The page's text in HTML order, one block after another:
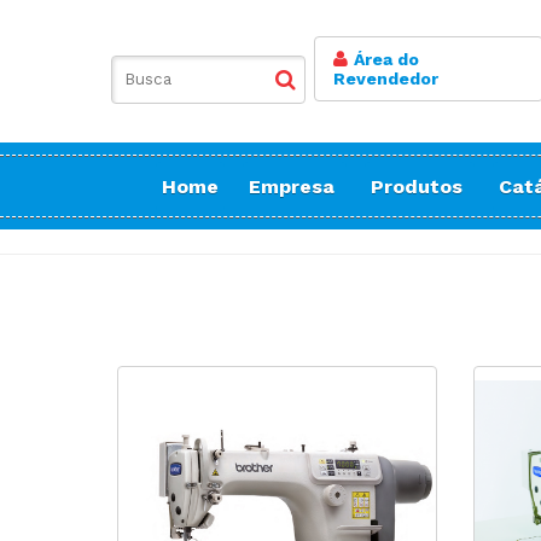
Home Empresa Produtos
Doméstica
Doméstica
Doméstica
Detector de
Área do
Revendedor